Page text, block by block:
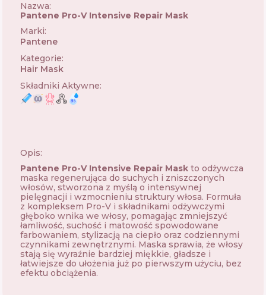
Nazwa:
Pantene Pro-V Intensive Repair Mask
Marki:
Pantene
Kategorie:
Hair Mask
Składniki Aktywne:
Opis:
Pantene Pro-V Intensive Repair Mask to odżywcza
maska regenerująca do suchych i zniszczonych
włosów, stworzona z myślą o intensywnej
pielęgnacji i wzmocnieniu struktury włosa. Formuła
z kompleksem Pro-V i składnikami odżywczymi
głęboko wnika we włosy, pomagając zmniejszyć
łamliwość, suchość i matowość spowodowane
farbowaniem, stylizacją na ciepło oraz codziennymi
czynnikami zewnętrznymi. Maska sprawia, że włosy
stają się wyraźnie bardziej miękkie, gładsze i
łatwiejsze do ułożenia już po pierwszym użyciu, bez
efektu obciążenia.